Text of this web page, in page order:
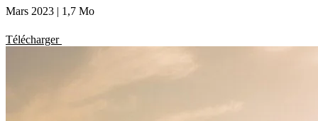
Mars 2023 | 1,7 Mo
Télécharger